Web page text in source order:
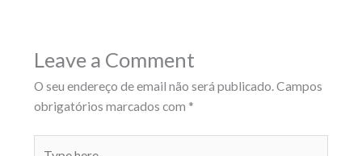
Leave a Comment
O seu endereço de email não será publicado.Campos
obrigatórios marcados com *